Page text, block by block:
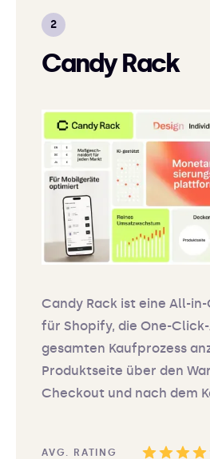
Candy Rack
Candy Rack ist eine All-
für Shopify, die One-
gesamten Kaufprozess
Produktseite über den
Checkout und nach dem
AVG. RATING